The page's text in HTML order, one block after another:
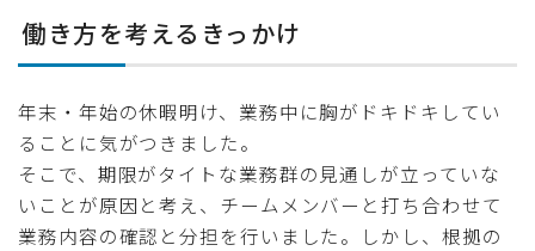
働き方を考えるきっかけ
年末・年始の休暇明け、業務中に胸がドキドキしてい
ることに気がつきました。
そこで、期限がタイトな業務群の見通しが立っていな
いことが原因と考え、チームメンバーと打ち合わせて
業務内容の確認と分担を行いました。しかし、根拠の